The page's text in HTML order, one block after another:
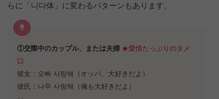
らに「니다体」に変わるパターンもあります。
①交際中のカップル、または夫婦 ★愛情たっぷりのタメ
口
彼女：오빠 사랑해（オッパ、大好きだよ）
彼氏：나두 사랑해（俺も大好きだよ）